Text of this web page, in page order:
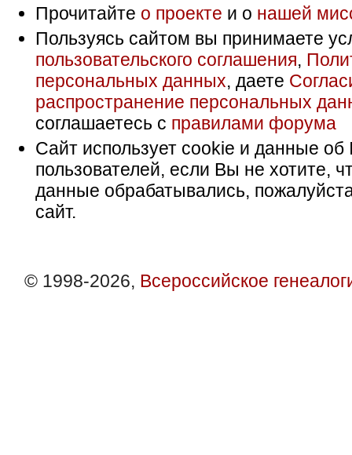
Прочитайте о проекте и о нашей
Пользуясь сайтом вы принимаете
пользовательского соглашения,
персональных данных, даете
распространение персональных
соглашаетесь с правилами форума
Сайт использует cookie и данные об
пользователей, если Вы не хотите,
данные обрабатывались,
сайт.
© 1998-2026, Всероссийское